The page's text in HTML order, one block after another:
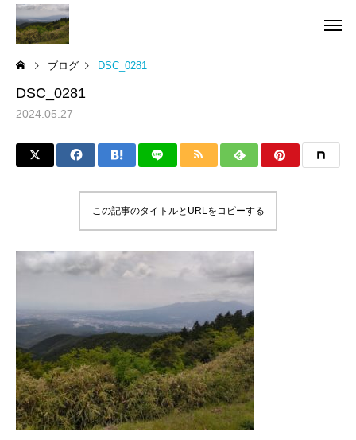
ブログ DSC_0281
DSC_0281
2024.05.27
この記事のタイトルとURLをコピーする